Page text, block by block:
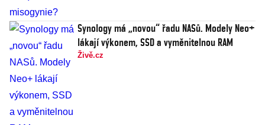
Synology má „novou“ řadu NASů. Modely Neo+
lákají výkonem, SSD a vyměnitelnou RAM
Živě.cz